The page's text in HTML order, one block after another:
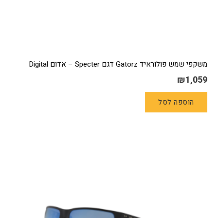
משקפי שמש פולוראיד Gatorz דגם Specter – אדום Digital
₪1,059
הוספה לסל